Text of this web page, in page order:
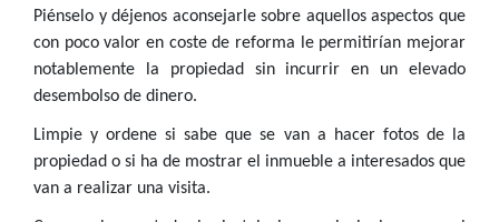
Piénselo y déjenos aconsejarle sobre aquellos aspectos que
con poco valor en coste de reforma le permitirían mejorar
notablemente la propiedad sin incurrir en un elevado
desembolso de dinero.
Limpie y ordene si sabe que se van a hacer fotos de la
propiedad o si ha de mostrar el inmueble a interesados que
van a realizar una visita.